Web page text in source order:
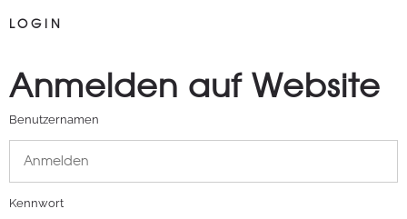
LOGIN
Anmelden auf Website
Benutzernamen
Kennwort